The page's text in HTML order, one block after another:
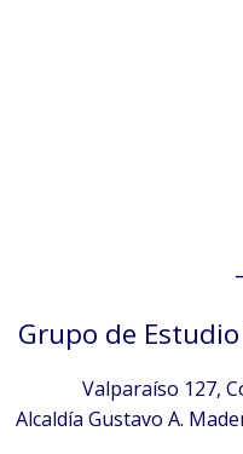
Grupo de
Valparaíso 127,
Alcaldía Gustavo A.